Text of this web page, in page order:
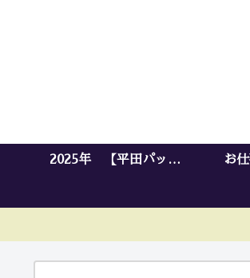
2025年 【平田パッキ お